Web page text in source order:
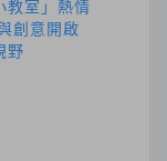
教室」熱情
創意開啟
野